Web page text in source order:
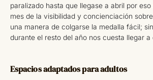
paralizado hasta que llegase a abril por eso
mes de la visibilidad y concienciación
una manera de colgarse la medalla fácil;
durante el resto del año nos cuesta llegar a
Espacios adaptados para adultos